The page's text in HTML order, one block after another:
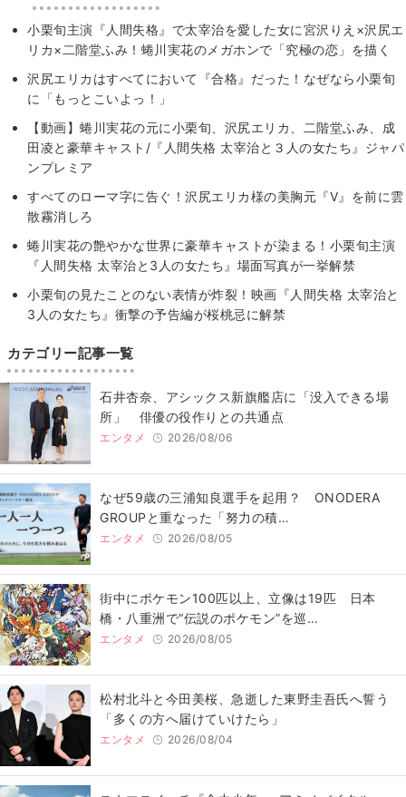
小栗旬主演『人間失格』で太宰治を愛した女に宮沢りえ×沢尻エ
リカ×二階堂ふみ！蜷川実花のメガホンで「究極の恋」を描く
沢尻エリカはすべてにおいて『合格』だった！なぜなら小栗旬
に「もっとこいよっ！」
【動画】蜷川実花の元に小栗旬、沢尻エリカ、二階堂ふみ、成
田凌と豪華キャスト/『人間失格 太宰治と３人の女たち』ジャパ
ンプレミア
すべてのローマ字に告ぐ！沢尻エリカ様の美胸元『V』を前に雲
散霧消しろ
蜷川実花の艶やかな世界に豪華キャストが染まる！小栗旬主演
『人間失格 太宰治と3人の女たち』場面写真が一挙解禁
小栗旬の見たことのない表情が炸裂！映画『人間失格 太宰治と
3人の女たち』衝撃の予告編が桜桃忌に解禁
カテゴリー記事一覧
石井杏奈、アシックス新旗艦店に「没入できる場
所」 俳優の役作りとの共通点
エンタメ 2026/08/06
なぜ59歳の三浦知良選手を起用？ ONODERA
GROUPと重なった「努力の積…
エンタメ 2026/08/05
街中にポケモン100匹以上、立像は19匹 日本
橋・八重洲で“伝説のポケモン”を巡…
エンタメ 2026/08/05
松村北斗と今田美桜、急逝した東野圭吾氏へ誓う
「多くの方へ届けていけたら」
エンタメ 2026/08/04